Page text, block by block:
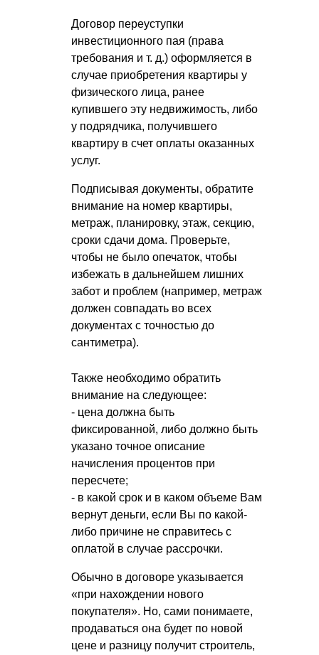
Договор переуступки
инвестиционного пая (права
требования и т. д.) оформляется в
случае приобретения квартиры у
физического лица, ранее
купившего эту недвижимость, либо
у подрядчика, получившего
квартиру в счет оплаты оказанных
услуг.
Подписывая документы, обратите
внимание на номер квартиры,
метраж, планировку, этаж, секцию,
сроки сдачи дома. Проверьте,
чтобы не было опечаток, чтобы
избежать в дальнейшем лишних
забот и проблем (например, метраж
должен совпадать во всех
документах с точностью до
сантиметра).
Также необходимо обратить
внимание на следующее:
- цена должна быть
фиксированной, либо должно быть
указано точное описание
начисления процентов при
пересчете;
- в какой срок и в каком объеме Вам
вернут деньги, если Вы по какой-
либо причине не справитесь с
оплатой в случае рассрочки.
Обычно в договоре указывается
«при нахождении нового
покупателя». Но, сами понимаете,
продаваться она будет по новой
цене и разницу получит строитель,